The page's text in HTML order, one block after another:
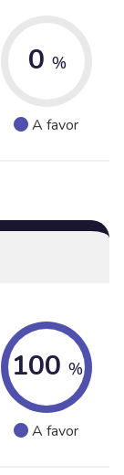
0 %
A favor
100 %
A favor